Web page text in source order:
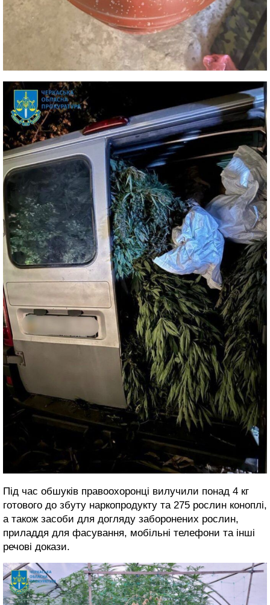
Під час обшуків правоохоронці вилучили понад 4 кг
готового до збуту наркопродукту та 275 рослин коноплі,
а також засоби для догляду заборонених рослин,
приладдя для фасування, мобільні телефони та інші
речові докази.